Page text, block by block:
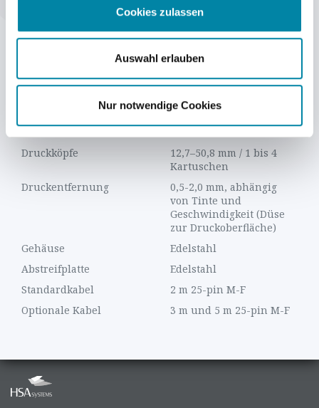
Cookies zulassen
Auswahl erlauben
Nur notwendige Cookies
TECHNISCHE DATEN MERKMALE DOWNLOAD
ITEM BESCHREIBUNG
HP TIJ 2.5
Druckköpfe
12,7–50,8 mm / 1 bis 4
Kartuschen
Druckentfernung
0,5-2,0 mm, abhängig
von Tinte und
Geschwindigkeit (Düse
zur Druckoberfläche)
Gehäuse
Edelstahl
Abstreifplatte
Edelstahl
Standardkabel
2 m 25-pin M-F
Optionale Kabel
3 m und 5 m 25-pin M-F